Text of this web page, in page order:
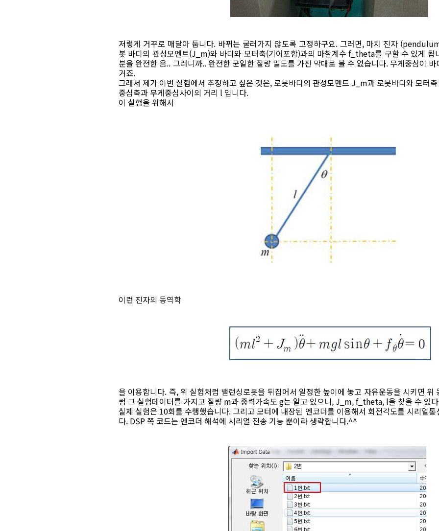
저렇게 거꾸로 매달아 둡니다. 바뀌는 굴러가지 않도록 고정하구요. 그러면, 마치 진자
봇 바디의 관성모멘트(J_m)와 바디와 모터축(기어포함)과의 마찰계수 f_theta를 구할 수 있게 됩
분을 완전한 음.. 그러니까.. 완전한 균일한 질량 밀도를 가진 막대로 볼 수 없습니다. 무게중심이
거죠.
그래서 제가 이번 실험에서 추정하고 싶은 것은, 로봇바디의 관성모멘트 J_m과 로봇바디와 모터
중심축과 무게중심사이의 거리 l 입니다.
이 실험을 위해서
이런 진자의 동역학
을 이용합니다. 즉, 위 실험처럼 밸런싱로봇을 뒤집어서 일정한 높이에 놓고 자유운동을 시키면 위
럼 그 실험데이터를 가지고 질량 m과 중력가속도 g는 알고 있으니, J_m, f_theta, l을 찾을 수 있
실제 실험은 10회를 수행했습니다. 그리고 모터에 내장된 엔코더를 이용해서 회전각도를 시리얼
다. DSP 쪽 코드는 엔코더 해석에 시리얼 전송 기능 뿐이라 생략합니다.^^